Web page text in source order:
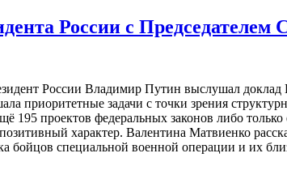
России с Председателем
России Владимир Путин выслушал доклад
приоритетные задачи с точки зрения
195 проектов федеральных законов либо
характер. Валентина Матвиенко
бойцов специальной военной операции и их